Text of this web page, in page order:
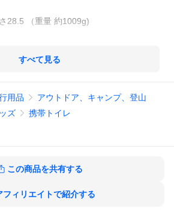
28.5 （重量 約1009g)
くワード（商品説明ではありません）
用トイレ凝固剤 災害用トイレ段ボール
アウトドア コンパクト長期保存
トイレ 防災バッグ
すべて見る
用品
アウトドア、キャンプ、登山
ズ
携帯トイレ
この商品を共有する
フィリエイトで紹介する